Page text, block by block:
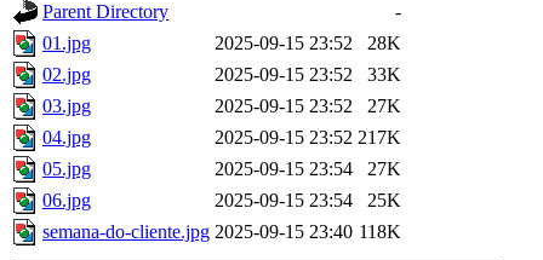
Parent Directory
-
01.jpg
2025-09-15 23:52
28K
02.jpg
2025-09-15 23:52
33K
03.jpg
2025-09-15 23:52
27K
04.jpg
2025-09-15 23:52 217K
05.jpg
2025-09-15 23:54
27K
06.jpg
2025-09-15 23:54
25K
semana-do-cliente.jpg 2025-09-15 23:40 118K